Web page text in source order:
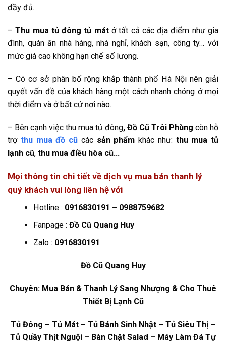
đầy đủ.
–Thu mua tủ đông tủ mátở tất cả các địa điểm như gia
đình, quán ăn nhà hàng, nhà nghỉ, khách sạn, công ty… với
mức giá cao không hạn chế số lượng.
– Có cơ sở phân bố rộng khắp thành phố Hà Nội nên giải
quyết vấn đề của khách hàng một cách nhanh chóng ở mọi
thời điểm và ở bất cứ nơi nào.
– Bên cạnh việc thu mua tủ đông, Đồ Cũ Trôi Phùng còn hỗ
trợ thu mua đồ cũ các sản phẩm khác như: thu mua tủ
lạnh cũ, thu mua điều hòa cũ…
Mọi thông tin chi tiết về dịch vụ mua bán thanh lý
quý khách vui lòng liên hệ với
Hotline : 0916830191 – 0988759682
Fanpage : Đồ Cũ Quang Huy
Zalo : 0916830191
Đồ Cũ Quang Huy
Chuyên: Mua Bán & Thanh Lý Sang Nhượng & Cho Thuê
Thiết Bị Lạnh Cũ
Tủ Đông – Tủ Mát – Tủ Bánh Sinh Nhật – Tủ Siêu Thị –
Tủ Quầy Thịt Nguội – Bàn Chặt Salad – Máy Làm Đá Tự